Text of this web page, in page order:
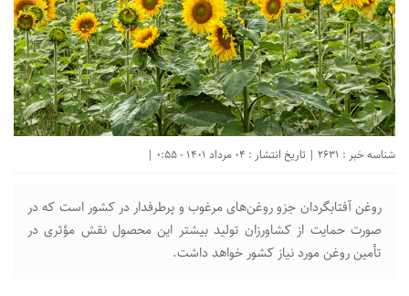
شناسه خبر : 2631 | تاریخ انتشار : 04 مرداد 1401 - 0:55 |
روغن آفتابگردان جزو روغن‌های مرغوب و پرطرفدار در کشور است که در
صورت حمایت از کشاورزان تولید بیشتر این محصول نقش مؤثری در
تأمین روغن مورد نیاز کشور خواهد داشت.